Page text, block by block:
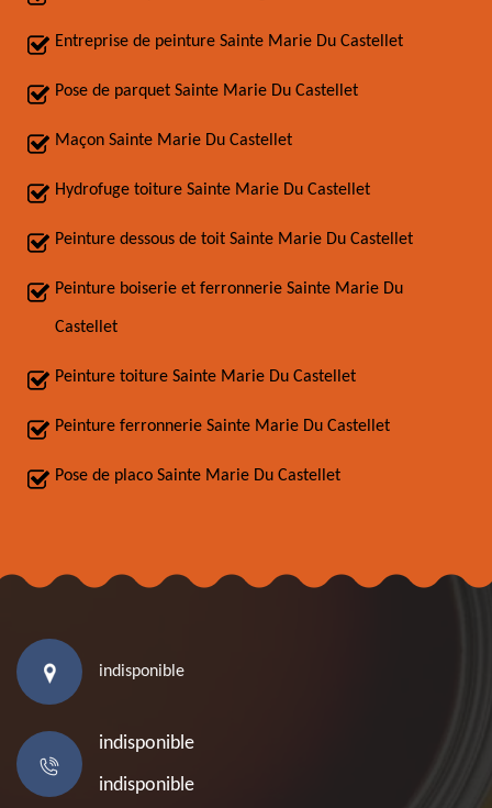
Entreprise de peinture Sainte Marie Du Castellet
Pose de parquet Sainte Marie Du Castellet
Maçon Sainte Marie Du Castellet
Hydrofuge toiture Sainte Marie Du Castellet
Peinture dessous de toit Sainte Marie Du Castellet
Peinture boiserie et ferronnerie Sainte Marie Du
Castellet
Peinture toiture Sainte Marie Du Castellet
Peinture ferronnerie Sainte Marie Du Castellet
Pose de placo Sainte Marie Du Castellet
indisponible
indisponible
indisponible